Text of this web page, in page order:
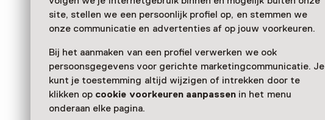
site, stellen we een persoonlijk profiel op, en stemmen we
onze communicatie en advertenties af op jouw voorkeuren.
Bij het aanmaken van een profiel verwerken we ook
persoonsgegevens voor gerichte marketingcommunicatie. Je
kunt je toestemming altijd wijzigen of intrekken door te
klikken op cookie voorkeuren aanpassenin het menu
onderaan elke pagina.